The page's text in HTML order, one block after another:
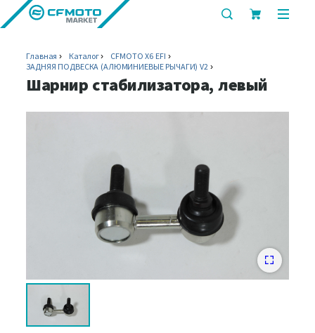
показать
поиска
Главная Каталог
CFMOTO X6 EFI
ЗАДНЯЯ ПОДВЕСКА (АЛЮМИНИЕВЫЕ РЫЧАГИ) V2
Шарнир стабилизатора, левый